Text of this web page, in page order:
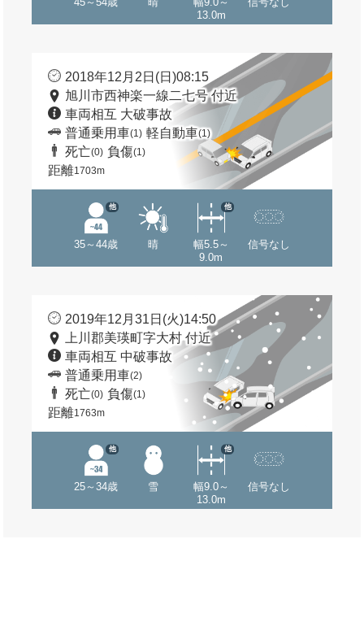
13.0m
2018年12月2日(日)08:15
旭川市西神楽一線二七号 付近
車両相互 大破事故
普通乗用車(1) 軽自動車(1)
死亡(0) 負傷(1)
距離1703m
35～44歳
他
晴
幅5.5～
9.0m
他
信号なし
2019年12月31日(火)14:50
上川郡美瑛町字大村 付近
車両相互 中破事故
普通乗用車(2)
死亡(0) 負傷(1)
距離1763m
25～34歳
他
雪
幅9.0～
13.0m
他
信号なし